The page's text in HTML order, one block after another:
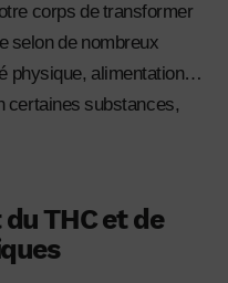
corps de transformer
selon de nombreux
physique, alimentation…
certaines substances,
THC et de